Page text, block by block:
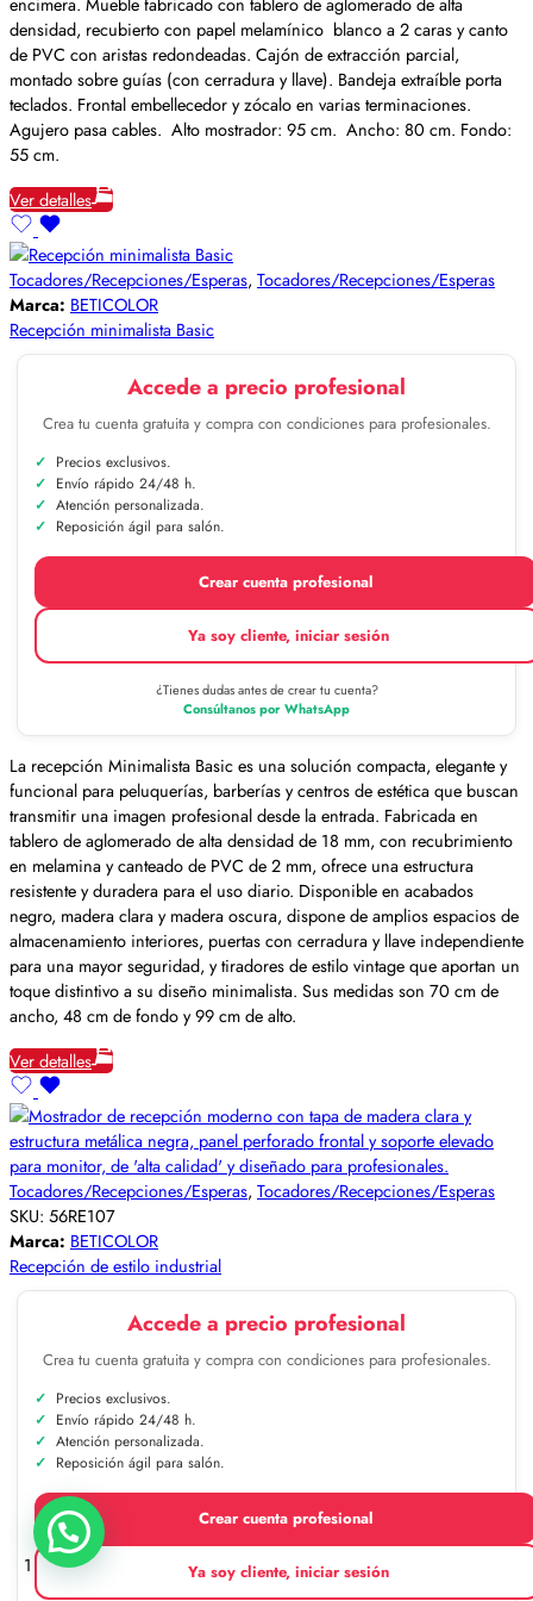
densidad, recubierto con papel melamínico blanco a 2 caras y canto
de PVC con aristas redondeadas. Cajón de extracción parcial,
montado sobre guías (con cerradura y llave). Bandeja extraíble porta
teclados. Frontal embellecedor y zócalo en varias terminaciones.
Agujero pasa cables. Alto mostrador: 95 cm. Ancho: 80 cm. Fondo:
55 cm.
Ver detalles
Tocadores/Recepciones/Esperas, Tocadores/Recepciones/Esperas
Marca: BETICOLOR
Recepción minimalista Basic
Accede a precio profesional
Crea tu cuenta gratuita y compra con condiciones para profesionales.
Precios exclusivos.
Envío rápido 24/48 h.
Atención personalizada.
Reposición ágil para salón.
Crear cuenta profesional
Ya soy cliente, iniciar sesión
¿Tienes dudas antes de crear tu cuenta?
Consúltanos por WhatsApp
La recepción Minimalista Basic es una solución compacta, elegante y
funcional para peluquerías, barberías y centros de estética que buscan
transmitir una imagen profesional desde la entrada. Fabricada en
tablero de aglomerado de alta densidad de 18 mm, con recubrimiento
en melamina y canteado de PVC de 2 mm, ofrece una estructura
resistente y duradera para el uso diario. Disponible en acabados
negro, madera clara y madera oscura, dispone de amplios espacios de
almacenamiento interiores, puertas con cerradura y llave independiente
para una mayor seguridad, y tiradores de estilo vintage que aportan un
toque distintivo a su diseño minimalista. Sus medidas son 70 cm de
ancho, 48 cm de fondo y 99 cm de alto.
Ver detalles
Tocadores/Recepciones/Esperas, Tocadores/Recepciones/Esperas
SKU: 56RE107
Marca: BETICOLOR
Recepción de estilo industrial
Accede a precio profesional
Crea tu cuenta gratuita y compra con condiciones para profesionales.
Precios exclusivos.
Envío rápido 24/48 h.
Atención personalizada.
Reposición ágil para salón.
Crear cuenta profesional
Ya soy cliente, iniciar sesión
1